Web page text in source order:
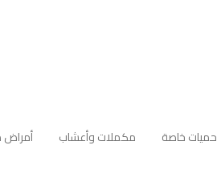
حميات خاصة مكملات وأعشاب أمراض